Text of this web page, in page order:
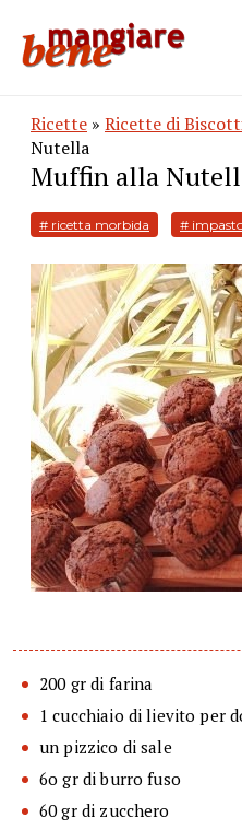
Ricette » Ricette di
Nutella
Muffin alla
# ricetta morbida #
200 gr di farina
1 cucchiaio di lievito per
un pizzico di sale
6o gr di burro fuso
60 gr di zucchero